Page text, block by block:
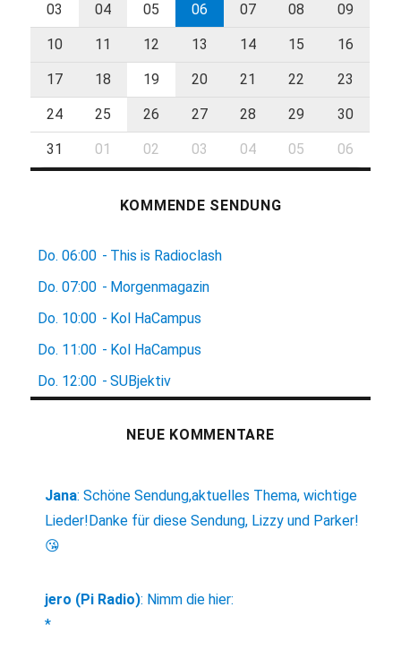
03 04 05 06 07 08 09
10 11 12 13 14 15 16
17 18 19 20 21 22 23
24 25 26 27 28 29 30
31 01 02 03 04 05 06
KOMMENDE SENDUNG
Do. 06:00 - This is Radioclash
Do. 07:00 - Morgenmagazin
Do. 10:00 - Kol HaCampus
Do. 11:00 - Kol HaCampus
Do. 12:00 - SUBjektiv
NEUE KOMMENTARE
Jana:Schöne Sendung,aktuelles Thema, wichtige
Lieder!Danke für diese Sendung, Lizzy und Parker!
😘
jero (Pi Radio): Nimm die hier:
*